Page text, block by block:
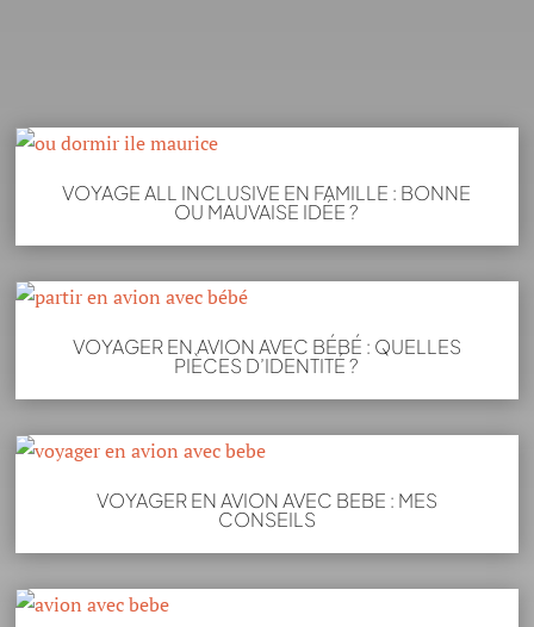
VOYAGE ALL INCLUSIVE EN FAMILLE : BONNE
OU MAUVAISE IDÉE ?
VOYAGER EN AVION AVEC BÉBÉ : QUELLES
PIÈCES D’IDENTITÉ ?
VOYAGER EN AVION AVEC BEBE : MES
CONSEILS